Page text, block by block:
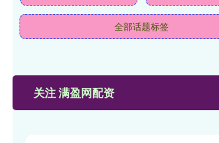
全部话题标签
关注 满盈网配资